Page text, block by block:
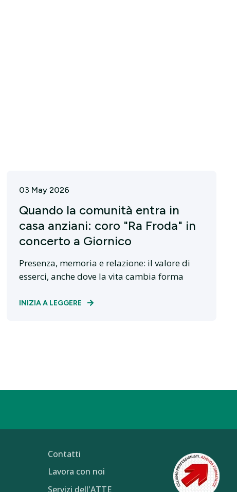
03 May 2026
Quando la comunità entra in
casa anziani: coro "Ra Froda" in
concerto a Giornico
Presenza, memoria e relazione: il valore di
esserci, anche dove la vita cambia forma
INIZIA A LEGGERE
Contatti
Lavora con noi
Servizi dell'ATTE